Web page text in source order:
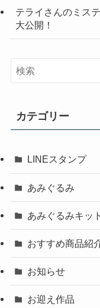
テライさんのミス
大公開！
カテゴリー
LINEスタンプ
あみぐるみ
あみぐるみキット
おすすめ商品紹
お知らせ
お迎え作品